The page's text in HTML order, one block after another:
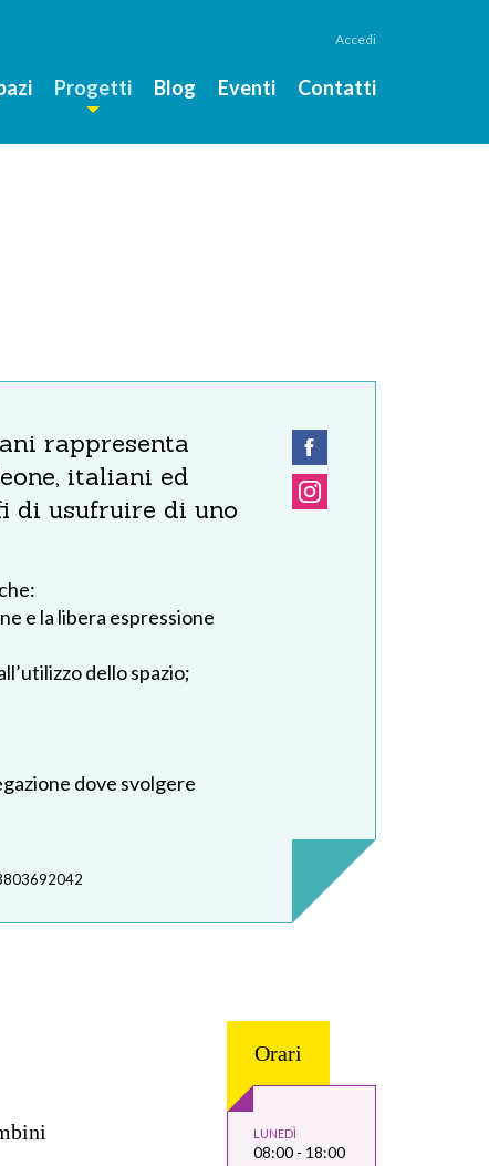
Accedi
Progetti Blog Eventi Contatti
rappresenta
italiani ed
di usufruire di uno
e la libera espressione
dello spazio;
dove svolgere
Orari
LUNEDÌ
08:00 - 18:00